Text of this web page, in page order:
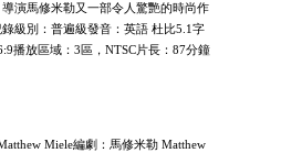
演馬修米勒又一部令人驚艷的時尚作
級別：普遍級發音：英語 杜比5.1字
播放區域：3區，NTSC片長：87分鐘
Miele編劇：馬修米勒 Matthew